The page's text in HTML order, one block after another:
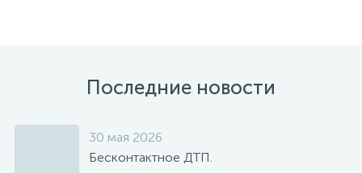
Последние новости
30 мая 2026
Бесконтактное ДТП.